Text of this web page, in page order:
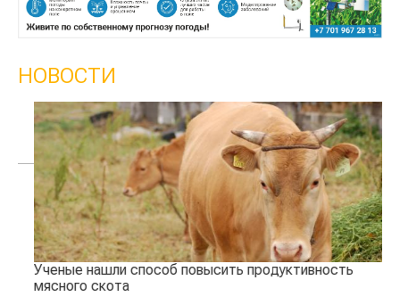
НОВОСТИ
Ученые нашли способ повысить продуктивность
мясного скота